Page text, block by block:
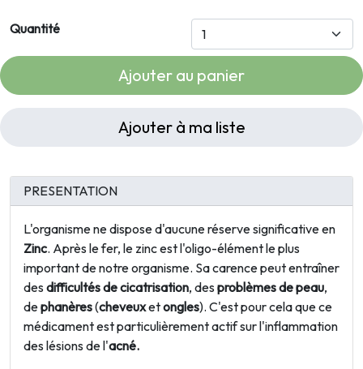
Quantité
Ajouter au panier
Ajouter à ma liste
PRESENTATION
L'organisme ne dispose d'aucune réserve significative en
Zinc. Après le fer, le zinc est l'oligo-élément le plus
important de notre organisme. Sa carence peut entraîner
des difficultés de cicatrisation, des problèmes de peau,
dephanères(cheveuxetongles). C'est pour cela que ce
médicament est particulièrement actif sur l'inflammation
des lésions de l'acné.